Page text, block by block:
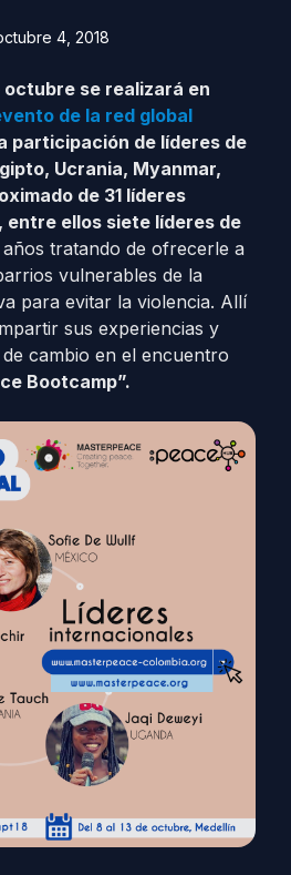
4, 2018
octubre se realizará en
de la red global
participación de líderes de
Ucrania, Myanmar,
de 31 líderes
entre ellos siete líderes de
tratando de ofrecerle a
vulnerables de la
para evitar la violencia. Allí
sus experiencias y
cambio en el encuentro
Bootcamp”.